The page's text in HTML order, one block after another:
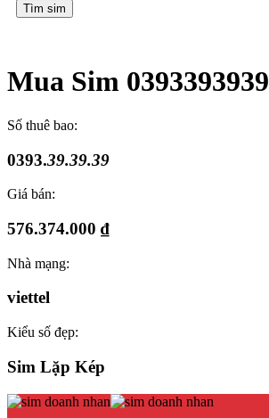
Tìm sim
Mua Sim 0393393939
Số thuê bao:
0393.39.39.39
Giá bán:
576.374.000 ₫
Nhà mạng:
viettel
Kiểu số đẹp:
Sim Lặp Kép